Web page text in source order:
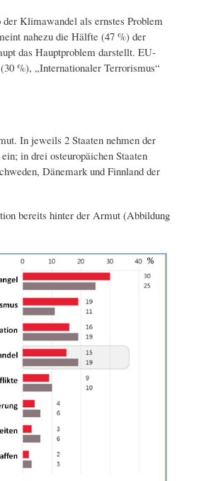
Klimawandel als ernstes Problem
nahezu die Hälfte (47 %) der
das Hauptproblem darstellt. EU-
%), „Internationaler Terrorismus“
In jeweils 2 Staaten nehmen der
in drei osteuropäichen Staaten
Dänemark und Finnland der
bereits hinter der Armut (Abbildung